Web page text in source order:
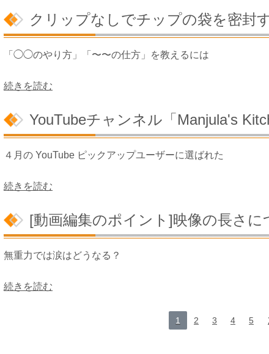
クリップなしでチップの袋を密封
「◯◯のやり方」「〜〜の仕方」を教えるには
続きを読む
YouTubeチャンネル「Manjula's
４月の YouTube ピックアップユーザーに選ばれた
続きを読む
[動画編集のポイント]映像の長さに
無重力では涙はどうなる？
続きを読む
1 2 3 4 5